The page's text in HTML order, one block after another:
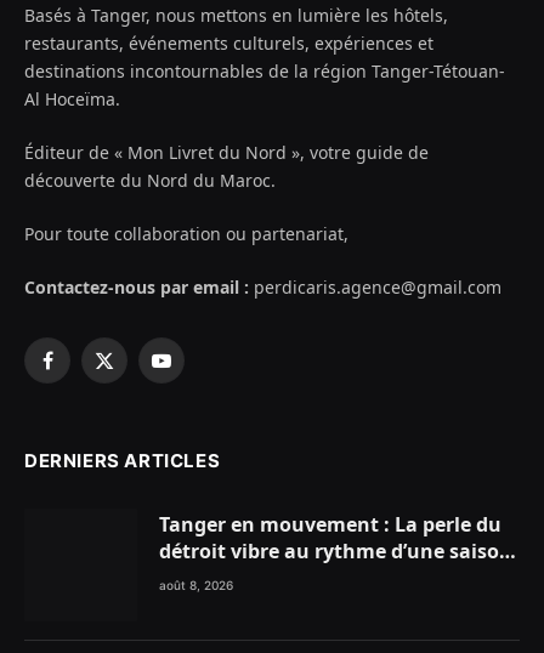
Basés à Tanger, nous mettons en lumière les hôtels,
restaurants, événements culturels, expériences et
destinations incontournables de la région Tanger-Tétouan-
Al Hoceïma.
Éditeur de « Mon Livret du Nord », votre guide de
découverte du Nord du Maroc.
Pour toute collaboration ou partenariat,
Contactez-nous par email : perdicaris.agence@gmail.com
Facebook
X
YouTube
DERNIERS ARTICLES
Tanger en mouvement : La perle du
détroit vibre au rythme d’une saison
estivale record !
août 8, 2026